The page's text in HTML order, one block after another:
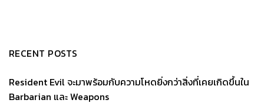
RECENT POSTS
Resident Evil จะมาพร้อมกับความโหดยิ่งกว่าสิ่งที่เคยเกิดขึ้นใน
Barbarian และ Weapons